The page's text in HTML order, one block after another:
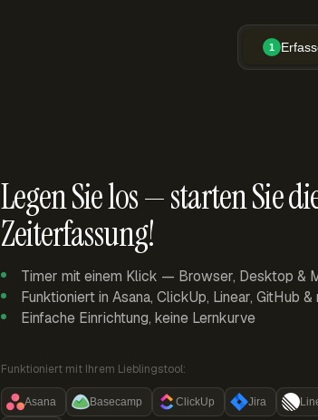
1
Legen Sie los — starten Sie
Zeiterfassung!
Timer mit einem Klick — Browser, Desktop &
Funktioniert in Asana, ClickUp, Linear, GitHub &
Einfache Einrichtung, keine Lernkurve
Funktioniert mit Ihrem Lieblingstool:
Asana Basecamp ClickUp Jira